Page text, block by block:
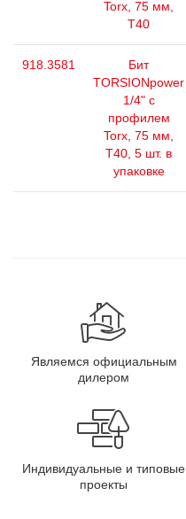
Torx, 75 мм,
Т40
918.3581
Бит
TORSIONpower
1/4" с
профилем
Torx, 75 мм,
Т40, 5 шт. в
упаковке
Являемся официальным
дилером
Индивидуальные и типовые
проекты